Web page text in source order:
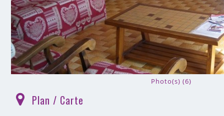
Photo(s) (6)
Plan / Carte